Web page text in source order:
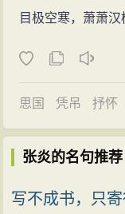
目极空寒，萧萧汉
思国 凭吊 抒怀
张炎的名句推荐
写不成书，只寄